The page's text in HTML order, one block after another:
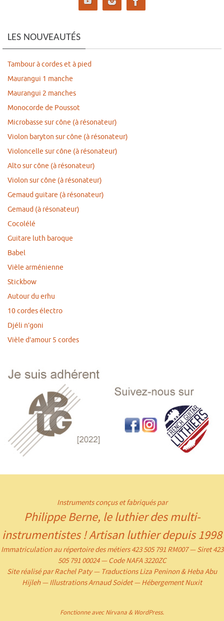
LES NOUVEAUTÉS
Tambour à cordes et à pied
Maurangui 1 manche
Maurangui 2 manches
Monocorde de Poussot
Microbasse sur cône (à résonateur)
Violon baryton sur cône (à résonateur)
Violoncelle sur cône (à résonateur)
Alto sur cône (à résonateur)
Violon sur cône (à résonateur)
Gemaud guitare (à résonateur)
Gemaud (à résonateur)
Cocolélé
Guitare luth baroque
Babel
Vièle arménienne
Stickbow
Autour du erhu
10 cordes électro
Djéli n’goni
Vièle d’amour 5 cordes
Instruments conçus et fabriqués par
Philippe Berne, le luthier des multi-
instrumentistes ! Artisan luthier depuis 1998
Immatriculation au répertoire des métiers 423 505 791 RM007 — Siret 423
505 791 00024 — Code NAFA 3220ZC
Site réalisé par Rachel Paty — Traductions Liza Peninon & Heba Abu
Hijleh — Illustrations Arnaud Soidet — Hébergement Nuxit
Fonctionne avecNirvana & WordPress.